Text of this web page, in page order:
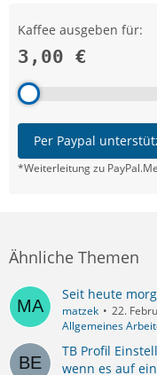
Kaffee ausgeben für:
3,00 €
Per Paypal
*Weiterleitung zu PayPal.Me
Ähnliche Themen
Seit heute
matzek
22.
Allgemeines
TB Profil
wenn es auf